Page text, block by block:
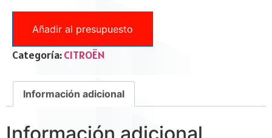
Añadir al presupuesto
Categoría:CITROËN
Información adicional